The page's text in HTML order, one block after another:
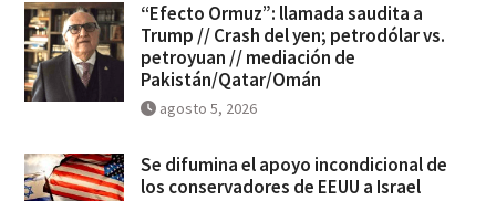
“Efecto Ormuz”: llamada saudita a
Trump // Crash del yen; petrodólar vs.
petroyuan // mediación de
Pakistán/Qatar/Omán
agosto 5, 2026
Se difumina el apoyo incondicional de
los conservadores de EEUU a Israel